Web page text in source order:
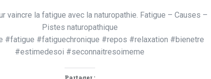
vaincre la fatigue avec la naturopathie. Fatigue – Causes –
Pistes naturopathique
#fatigue #fatiguechronique #repos #relaxation #bienetre
#estimedesoi #seconnaitresoimeme
Partager :